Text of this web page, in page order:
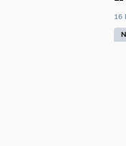
16